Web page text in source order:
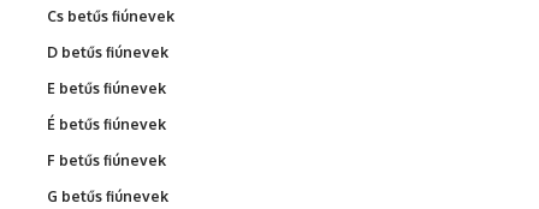
Cs betűs fiúnevek
D betűs fiúnevek
E betűs fiúnevek
É betűs fiúnevek
F betűs fiúnevek
G betűs fiúnevek